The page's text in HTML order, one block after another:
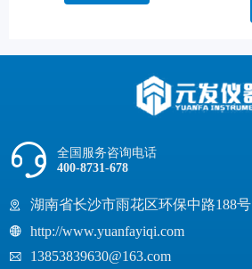
全国服务咨询电话
400-8731-678
湖南省长沙市雨花区环保中路188号
http://www.yuanfayiqi.com
13853839630@163.com